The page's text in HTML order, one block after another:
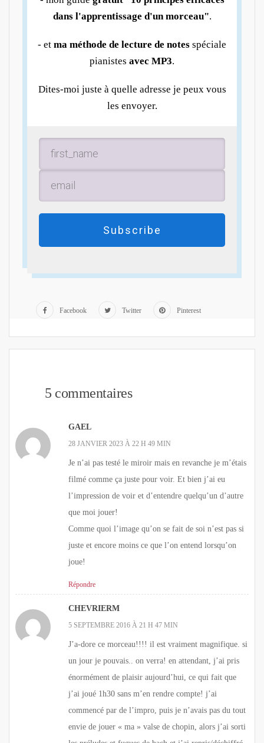
dans l'apprentissage d'un morceau".
- et ma méthode de lecture de notes spéciale
pianistes avec MP3.
Dites-moi juste à quelle adresse je peux vous
les envoyer.
Subscribe
Facebook Twitter Pinterest
5 commentaires
GAEL
28 JANVIER 2023 À 22 H 49 MIN
Je n’ai pas testé le miroir mais en revanche je m’étais
filmé comme ça juste pour voir. Et bien j’ai eu
l’impression de voir et d’entendre quelqu’un d’autre
que moi jouer!
Comme quoi l’image qu’on se fait de soi n’est pas si
juste et encore moins ce que l’on entend lorsqu’on
joue!
Répondre
CHEVRIERM
5 SEPTEMBRE 2016 À 21 H 47 MIN
J’a-dore ce morceau!!!! il est vraiment magnifique. si
un jour je pouvais.. on verra! en attendant, j’ai pris
énormément de plaisir aujourd’hui, ce qui fait que
j’ai joué 1h30 sans m’en rendre compte! j’ai
commencé par de l’impro, puis je n’avais pas du tout
envie de jouer « ma » valse de chopin, alors j’ai sorti